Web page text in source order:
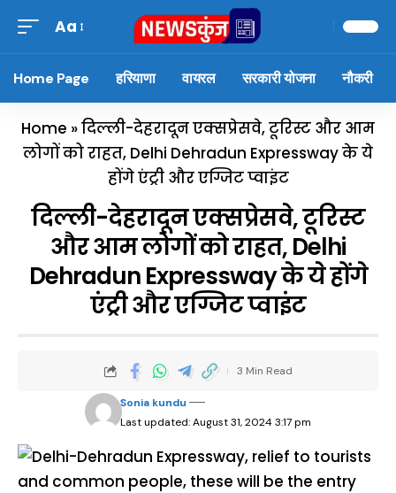
Aa
Home Page हरियाणा वायरल सरकारी योजना नौकरी
Home »दिल्ली-देहरादून एक्सप्रेसवे, टूरिस्ट और आम
लोगों को राहत, Delhi Dehradun Expressway के ये
होंगे एंट्री और एग्जिट प्वाइंट
दिल्ली-देहरादून एक्सप्रेसवे, टूरिस्ट
और आम लोगों को राहत, Delhi
Dehradun Expressway के ये होंगे
एंट्री और एग्जिट प्वाइंट
Last updated: August 31, 2024 3:17 pm
Sonia kundu
3 Min Read